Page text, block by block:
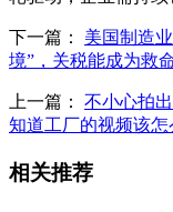
下一篇： 美国制造
境”，关税能成为救
上一篇： 不小心拍
知道工厂的视频该怎
相关推荐